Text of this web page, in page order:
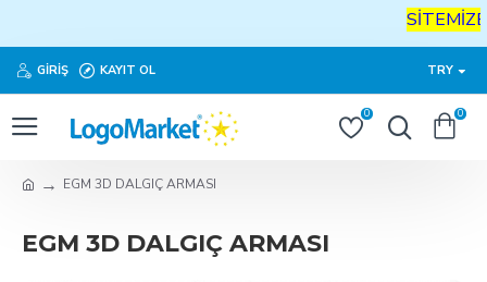
SİTEMİZE
GIRIŞ KAYIT OL TRY
0 0
EGM 3D DALGIÇ ARMASI
EGM 3D DALGIÇ ARMASI